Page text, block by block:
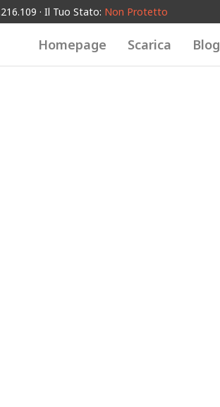
· Il Tuo Stato: Non Protetto
Homepage Scarica Blog